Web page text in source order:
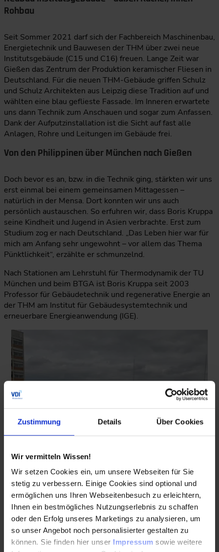
Zustimmung Details Über Cookies
Wir vermitteln Wissen!
Wir setzen Cookies ein, um unsere Webseiten für Sie
stetig zu verbessern. Einige Cookies sind optional und
ermöglichen uns Ihren Webseitenbesuch zu erleichtern,
Ihnen ein bestmögliches Nutzungserlebnis zu schaffen
oder den Erfolg unseres Marketings zu analysieren, um
so unser Angebot noch personalisierter gestalten zu
können. Sie finden hier unser Impressum sowie weitere
Rohbau
Seit Sommer 2021 darf sich der Fachbereich Maschinenbau,
Energietechnik und Bauwesen der THM über zwei neue
Institutsgebäude (C15 und C16) freuen. Lange Zeit war
Gießen das Zentrum der Produktion keramischer Fliesen in
Deutschland. Für die neuen THM-Gebäude griffen Schulz
und Schulz Architekten aus Leipzig diese Tradition auf und
wählten eine blau geflieste Fassade. Im Inneren erwartete
uns dann Technik zum Anschauen und sogar zum Anfassen.
Dank der Aufputzinstallation ist die Sicht auf fast alle
Anlagen, Rohre und Leitungen im Gebäude frei.
Von den Philippinen über München nach Gießen
Doch bevor es an, bzw. in die Technik ging, stärkten wir uns
erst einmal bei einem gemeinsamen Mittagessen –
natürlich in der Mensa. Dort konnten wir uns auch
persönlich austauschen. So erfuhren wir, dass Boris Kruppa
seine Kindheit und Jugend in Asien verbrachte. Erst zum
Studium zog er nach Deutschland. „Das Leben hier war für
mich am Anfang sehr ungewohnt – vor allem das Thema
Pünktlichkeit“, erzählte er schmunzelnd.
Nach Stationen am Lehrstuhl für Thermodynamik der TU
München und beim BTGA ist Boris Kruppa seit 2003
Professor für Gebäudetechnik und regenerative Energie an
der THM am Institut für Gebäudesystemtechnik und
erneuerbare Energieanwendung (IGE).
TGA-Gespräche mit Aussicht